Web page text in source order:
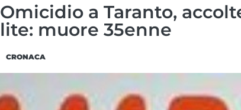
Omicidio a Taranto,
lite: muore 35enne
CRONACA